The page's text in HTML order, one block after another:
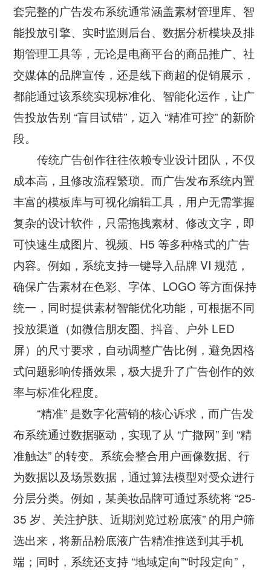
母婴行业
智慧工厂
套完整的广告发布系统通常涵盖素材管理库、智
能投放引擎、实时监测后台、数据分析模块及排
期管理工具等，无论是电商平台的商品推广、社
交媒体的品牌宣传，还是线下商超的促销展示，
都能通过该系统实现标准化、智能化运作，让广
告投放告别 “盲目试错”，迈入 “精准可控” 的新阶
段。
传统广告创作往往依赖专业设计团队，不仅
成本高，且修改流程繁琐。而广告发布系统内置
丰富的模板库与可视化编辑工具，用户无需掌握
复杂的设计软件，只需拖拽素材、修改文字，即
可快速生成图片、视频、H5 等多种格式的广告
内容。例如，系统支持一键导入品牌 VI 规范，
确保广告素材在色彩、字体、LOGO 等方面保持
统一，同时提供素材智能优化功能，可根据不同
投放渠道（如微信朋友圈、抖音、户外 LED
屏）的尺寸要求，自动调整广告比例，避免因格
式问题影响传播效果，极大提升了广告创作的效
率与标准化程度。
“精准” 是数字化营销的核心诉求，而广告发
布系统通过数据驱动，实现了从 “广撒网” 到 “精
准触达” 的转变。系统会整合用户画像数据、行
为数据以及场景数据，通过算法模型对受众进行
分层分类。例如，某美妆品牌可通过系统将 “25-
35 岁、关注护肤、近期浏览过粉底液” 的用户筛
选出来，将新品粉底液广告精准推送到其手机
端；同时，系统还支持 “地域定向”“时段定向”，